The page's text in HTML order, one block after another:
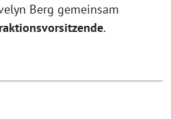
Berg gemeinsam
.